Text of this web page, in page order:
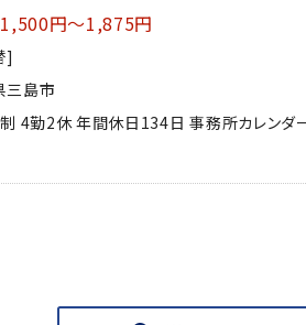
円～1,875円
]
三島市
制 4勤2休 年間休日134日 事務所カレンダ